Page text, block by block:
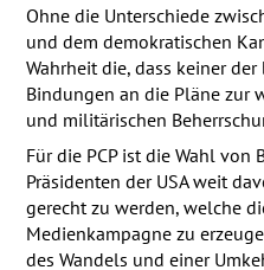
Ohne die Unterschiede
und dem demokratischen
Wahrheit die, dass keiner
Bindungen an die Pläne zur
und militärischen
Für die PCPist die Wahl von
Präsidenten der USAweit
gerecht zu werden, welche
Medienkampagne zu
des Wandels und einer